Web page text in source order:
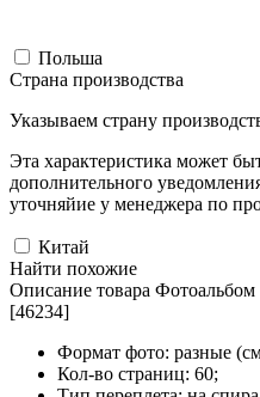
Польша
Страна производства
Указываем страну
Эта характеристика может
дополнительного
уточняйие у менеджера по
Китай
Найти похожие
Описание товара
[46234]
Формат фото: разные
Кол-во страниц: 60;